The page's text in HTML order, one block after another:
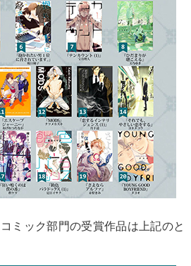
ミック部門の受賞作品は上記のと